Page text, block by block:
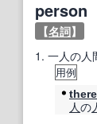
person
【名詞】
1. 一人の人
用例
人の